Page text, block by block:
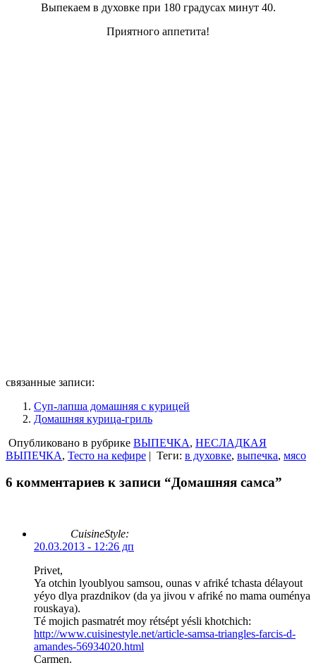
Выпекаем в духовке при 180 градусах минут 40.
Приятного аппетита!
связанные записи:
Суп-лапша домашняя с курицей
Домашняя курица-гриль
Опубликовано в рубрике ВЫПЕЧКА, НЕСЛАДКАЯ
ВЫПЕЧКА, Тесто на кефире | Теги: в духовке, выпечка, мясо
6 комментариев к записи “Домашняя самса”
CuisineStyle:
20.03.2013 - 12:26 дп
Privet,
Ya otchin lyoublyou samsou, ounas v afriké tchasta délayout
yéyo dlya prazdnikov (da ya jivou v afriké no mama ouménya
rouskaya).
Té mojich pasmatrét moy rétsépt yésli khotchich:
http://www.cuisinestyle.net/article-samsa-triangles-farcis-d-
amandes-56934020.html
Carmen.